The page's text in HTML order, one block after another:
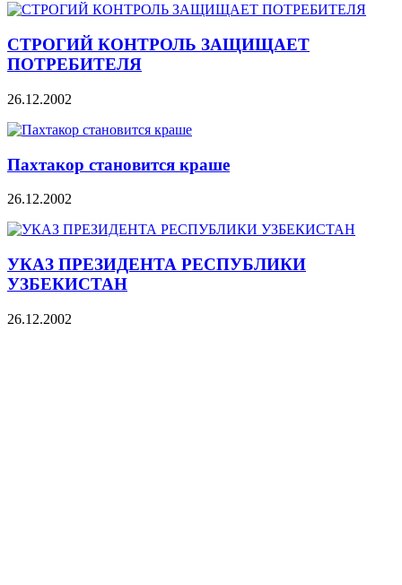
СТРОГИЙ КОНТРОЛЬ ЗАЩИЩАЕТ
ПОТРЕБИТЕЛЯ
26.12.2002
Пахтакор становится краше
26.12.2002
УКАЗ ПРЕЗИДЕНТА РЕСПУБЛИКИ
УЗБЕКИСТАН
26.12.2002